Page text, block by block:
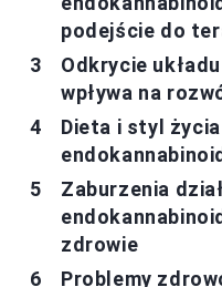
podejście do
Odkrycie
wpływa na
Dieta i styl
Zaburzenia
zdrowie
Problemy